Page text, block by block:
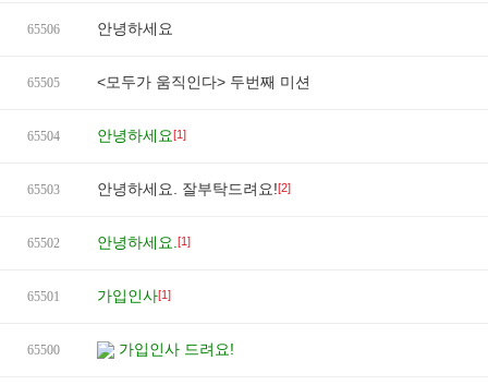
65506 안녕하세요
65505 <모두가 움직인다> 두번째 미션
65504 안녕하세요[1]
65503 안녕하세요. 잘부탁드려요![2]
65502 안녕하세요. [1]
65501 가입인사[1]
65500 가입인사 드려요!